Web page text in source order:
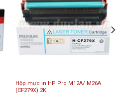
Hộp mực in HP Pro M12A/ M26A
(CF279X) 2K